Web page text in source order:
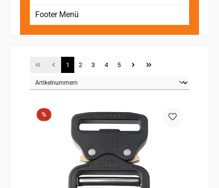
Footer Menü
Seite
1 Seite
2 Seite
3 Seite
4 Seite
5
%Rabatt